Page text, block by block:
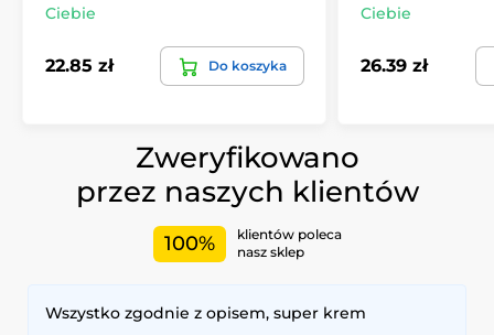
Ciebie
22.85 zł Do koszyka
Ciebie
26.39 zł
Zweryfikowano
przez naszych klientów
100%
klientów poleca
nasz sklep
Wszystko zgodnie z opisem, super krem